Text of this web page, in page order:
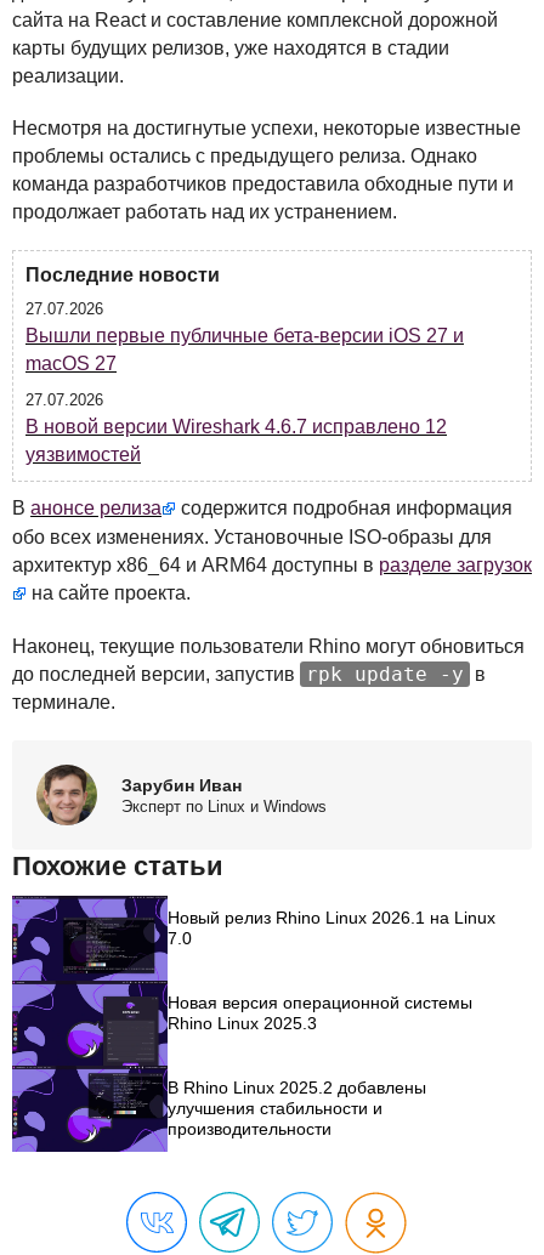
сайта на React и составление комплексной дорожной
карты будущих релизов, уже находятся в стадии
реализации.
Несмотря на достигнутые успехи, некоторые известные
проблемы остались с предыдущего релиза. Однако
команда разработчиков предоставила обходные пути и
продолжает работать над их устранением.
Последние новости
27.07.2026
Вышли первые публичные бета-версии iOS 27 и
macOS 27
27.07.2026
В новой версии Wireshark 4.6.7 исправлено 12
уязвимостей
В анонсе релиза
содержится подробная информация
обо всех изменениях. Установочные ISO-образы для
архитектур x86_64 и ARM64 доступны в разделе загрузок
на сайте проекта.
Наконец, текущие пользователи Rhino могут обновиться
до последней версии, запустив
rpk update -y
в
терминале.
Зарубин Иван
Эксперт по Linux и Windows
Похожие статьи
Новый релиз Rhino Linux 2026.1 на Linux
7.0
Новая версия операционной системы
Rhino Linux 2025.3
В Rhino Linux 2025.2 добавлены
улучшения стабильности и
производительности